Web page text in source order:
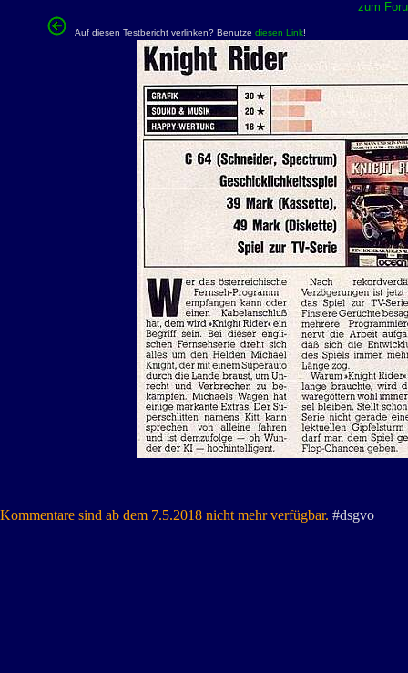
zum
Auf diesen Testbericht verlinken? Benutze diesen Link!
Kommentare sind ab dem 7.5.2018 nicht mehr verfügbar. #dsgvo